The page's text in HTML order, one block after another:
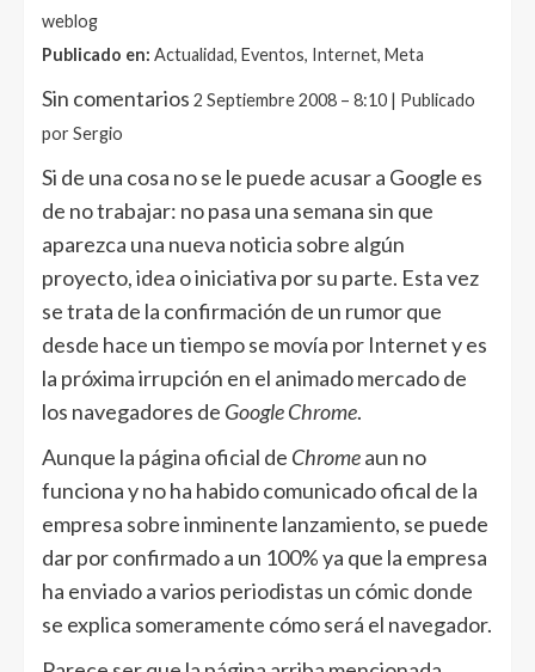
weblog
Publicado en: Actualidad, Eventos, Internet, Meta
Sin comentarios 2 Septiembre 2008 – 8:10 | Publicado
por Sergio
Si de una cosa no se le puede acusar a Google es
de no trabajar: no pasa una semana sin que
aparezca una nueva noticia sobre algún
proyecto, idea o iniciativa por su parte. Esta vez
se trata de la confirmación de un rumor que
desde hace un tiempo se movía por Internet y es
la próxima irrupción en el animado mercado de
los navegadores de Google Chrome.
Aunque la página oficial de Chromeaun no
funciona y no ha habido comunicado ofical de la
empresa sobre inminente lanzamiento, se puede
dar por confirmado a un 100% ya que la empresa
ha enviado a varios periodistas un cómic donde
se explica someramente cómo será el navegador.